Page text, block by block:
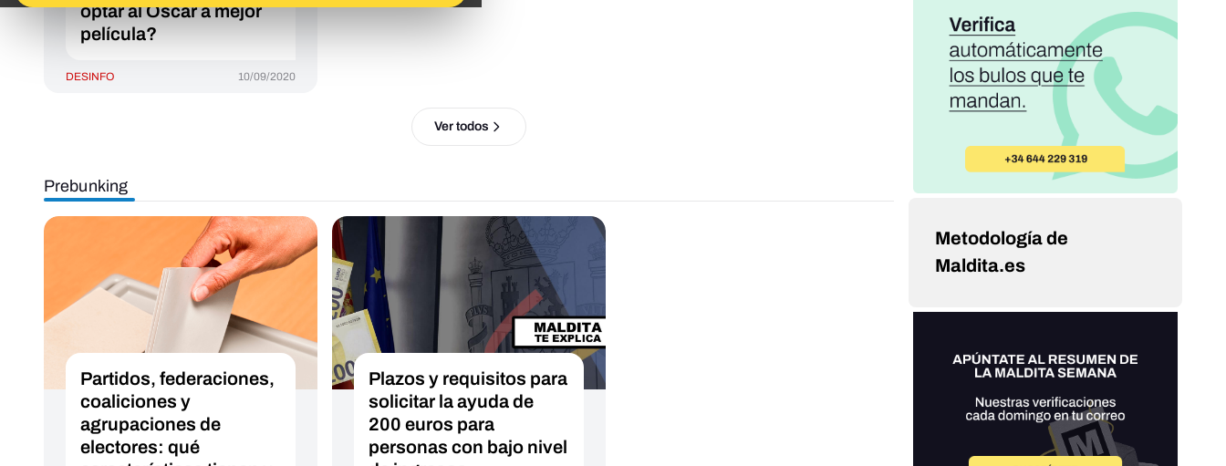
optar al Oscar a mejor
película?
DESINFO 10/09/2020
Ver todos
Prebunking
Partidos, federaciones,
coaliciones y
agrupaciones de
electores: qué
Plazos y requisitos para
solicitar la ayuda de
200 euros para
personas con bajo nivel
Metodología de
Maldita.es